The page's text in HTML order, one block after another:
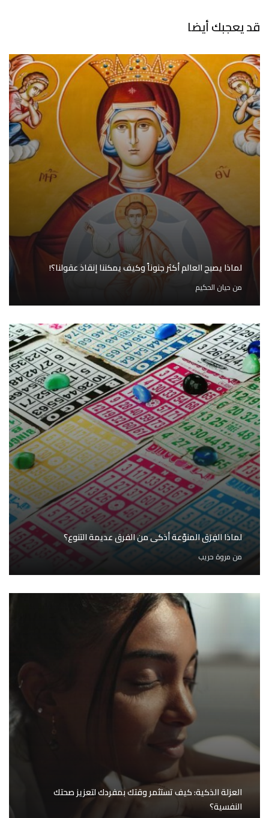
قد يعجبك أيضا
لماذا يصبح العالم أكثر جنوناً وكيف يمكننا إنقاذ عقولنا؟!
من حيان الحكيم
لماذا الفِرَق المنوّعة أذكى من الفرق عديمة التنوع؟
من مروة حريب
العزلة الذكية: كيف تستثمر وقتك بمفردك لتعزيز صحتك
النفسية؟